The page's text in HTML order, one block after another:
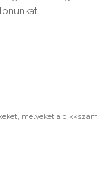
melyeket a cikkszám